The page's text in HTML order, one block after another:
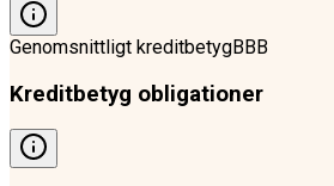
Genomsnittligt kreditbetygBBB
Kreditbetyg obligationer